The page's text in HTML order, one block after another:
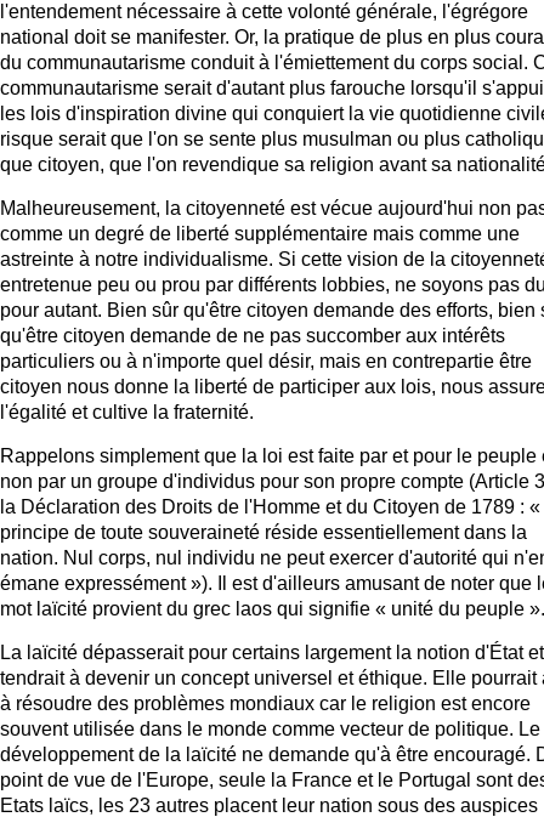
l'entendement nécessaire à cette volonté générale, l'égrégore
national doit se manifester. Or, la pratique de plus en plus
du communautarisme conduit à l'émiettement du corps social.
communautarisme serait d'autant plus farouche lorsqu'il
les lois d'inspiration divine qui conquiert la vie quotidienne
risque serait que l'on se sente plus musulman ou plus
que citoyen, que l'on revendique sa religion avant sa
Malheureusement, la citoyenneté est vécue aujourd'hui non
comme un degré de liberté supplémentaire mais comme une
astreinte à notre individualisme. Si cette vision de la
entretenue peu ou prou par différents lobbies, ne soyons pas
pour autant. Bien sûr qu'être citoyen demande des efforts, bien
qu'être citoyen demande de ne pas succomber aux intérêts
particuliers ou à n'importe quel désir, mais en contrepartie être
citoyen nous donne la liberté de participer aux lois, nous
l'égalité et cultive la fraternité.
Rappelons simplement que la loi est faite par et pour le peuple
non par un groupe d'individus pour son propre compte (Article
la Déclaration des Droits de l'Homme et du Citoyen de 1789 :
principe de toute souveraineté réside essentiellement dans la
nation. Nul corps, nul individu ne peut exercer d'autorité qui
émane expressément »). Il est d'ailleurs amusant de noter que
mot laïcité provient du grec laos qui signifie « unité du peuple ».
La laïcité dépasserait pour certains largement la notion d'État et
tendrait à devenir un concept universel et éthique. Elle pourrait
à résoudre des problèmes mondiaux car le religion est encore
souvent utilisée dans le monde comme vecteur de politique. Le
développement de la laïcité ne demande qu'à être encouragé.
point de vue de l'Europe, seule la France et le Portugal sont
Etats laïcs, les 23 autres placent leur nation sous des auspices